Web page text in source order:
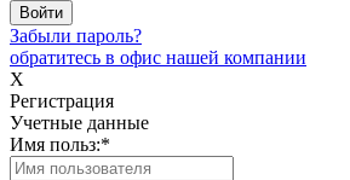
Забыли пароль?
обратитесь в офис нашей компании
X
Регистрация
Учетные данные
Имя польз:*